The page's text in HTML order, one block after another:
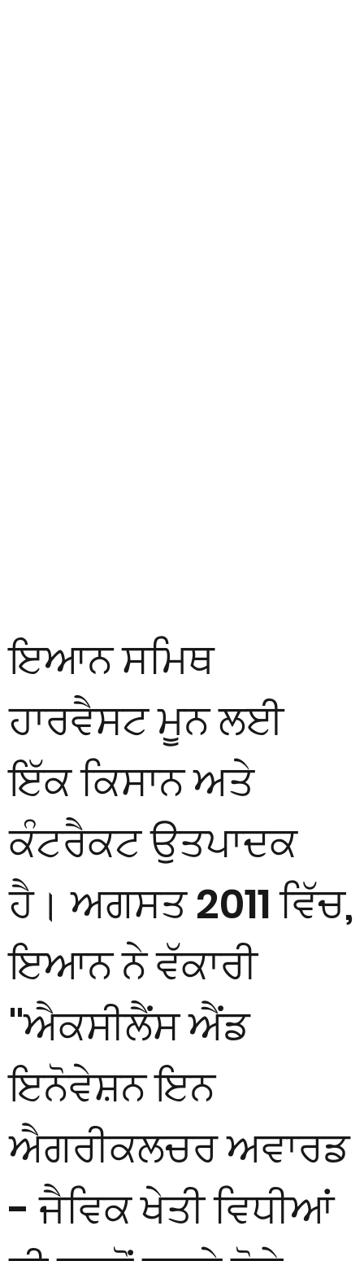
ਇਆਨ ਸਮਿਥ
ਹਾਰਵੈਸਟ ਮੂਨ ਲਈ
ਇੱਕ ਕਿਸਾਨ ਅਤੇ
ਕੰਟਰੈਕਟ ਉਤਪਾਦਕ
ਹੈ। ਅਗਸਤ 2011 ਵਿੱਚ,
ਇਆਨ ਨੇ ਵੱਕਾਰੀ
"ਐਕਸੀਲੈਂਸ ਐਂਡ
ਇਨੋਵੇਸ਼ਨ ਇਨ
ਐਗਰੀਕਲਚਰ ਅਵਾਰਡ
- ਜੈਵਿਕ ਖੇਤੀ ਵਿਧੀਆਂ